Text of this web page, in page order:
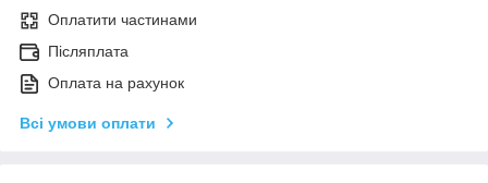
Оплатити частинами
Післяплата
Оплата на рахунок
Всі умови оплати